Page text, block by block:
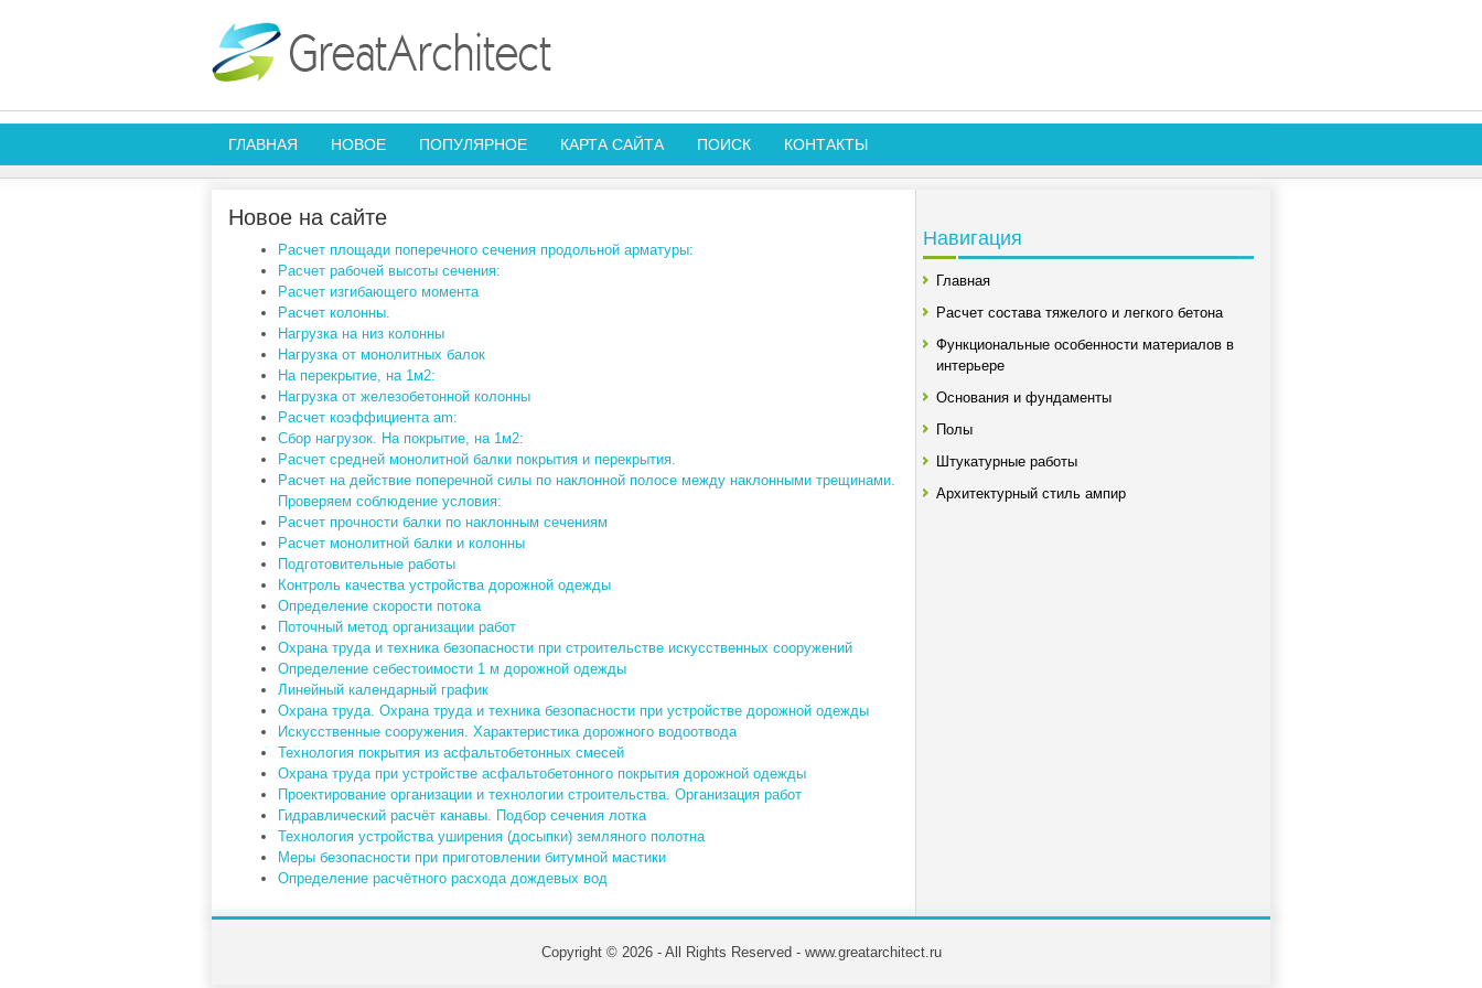
ГЛАВНАЯ НОВОЕ ПОПУЛЯРНОЕ КАРТА САЙТА ПОИСК КОНТАКТЫ
Новое на сайте
Расчет площади поперечного сечения продольной арматуры:
Расчет рабочей высоты сечения:
Расчет изгибающего момента
Расчет колонны.
Нагрузка на низ колонны
Нагрузка от монолитных балок
На перекрытие, на 1м2:
Нагрузка от железобетонной колонны
Расчет коэффициента am:
Сбор нагрузок. На покрытие, на 1м2:
Расчет средней монолитной балки покрытия и перекрытия.
Расчет на действие поперечной силы по наклонной полосе между наклонными трещинами.
Проверяем соблюдение условия:
Расчет прочности балки по наклонным сечениям
Расчет монолитной балки и колонны
Подготовительные работы
Контроль качества устройства дорожной одежды
Определение скорости потока
Поточный метод организации работ
Охрана труда и техника безопасности при строительстве искусственных сооружений
Определение себестоимости 1 м дорожной одежды
Линейный календарный график
Охрана труда. Охрана труда и техника безопасности при устройстве дорожной одежды
Искусственные сооружения. Характеристика дорожного водоотвода
Технология покрытия из асфальтобетонных смесей
Охрана труда при устройстве асфальтобетонного покрытия дорожной одежды
Проектирование организации и технологии строительства. Организация работ
Гидравлический расчёт канавы. Подбор сечения лотка
Технология устройства уширения (досыпки) земляного полотна
Меры безопасности при приготовлении битумной мастики
Определение расчётного расхода дождевых вод
Навигация
Главная
Расчет состава тяжелого и легкого бетона
Функциональные особенности материалов в
интерьере
Основания и фундаменты
Полы
Штукатурные работы
Архитектурный стиль ампир
Copyright © 2026 - All Rights Reserved - www.greatarchitect.ru